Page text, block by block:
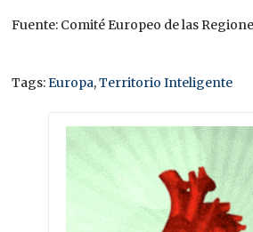
Fuente: Comité Europeo de las
Tags:Europa,Territorio Inteligente